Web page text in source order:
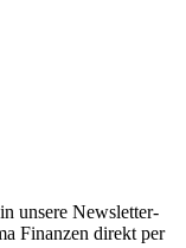
unsere Newsletter-
Finanzen direkt per